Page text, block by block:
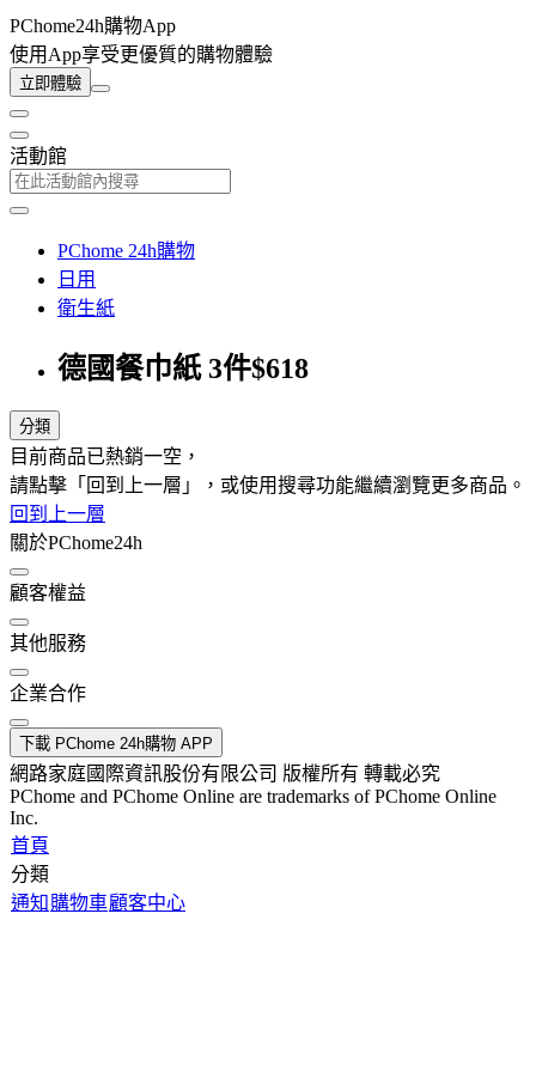
PChome24h購物App
使用App享受更優質的購物體驗
立即體驗
活動館
PChome 24h購物
日用
衛生紙
德國餐巾紙 3件$618
分類
目前商品已熱銷一空，
請點擊「回到上一層」，或使用搜尋功能繼續瀏覽更多商品。
回到上一層
關於PChome24h
顧客權益
其他服務
企業合作
下載 PChome 24h購物 APP
網路家庭國際資訊股份有限公司 版權所有 轉載必究
PChome and PChome Online are trademarks of PChome Online
Inc.
首頁
分類
通知 購物車顧客中心